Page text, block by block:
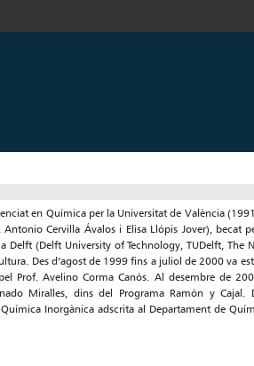
en Química per la Universitat de València
Cervilla Ávalos i Elisa Llópis Jover), becat
Delft (Delft University of Technology, TUDelft, The
Des d’agost de 1999 fins a juliol de 2000 va
Prof. Avelino Corma Canós. Al desembre de
Miralles, dins del Programa Ramón y Cajal.
Inorgànica adscrita al Departament de